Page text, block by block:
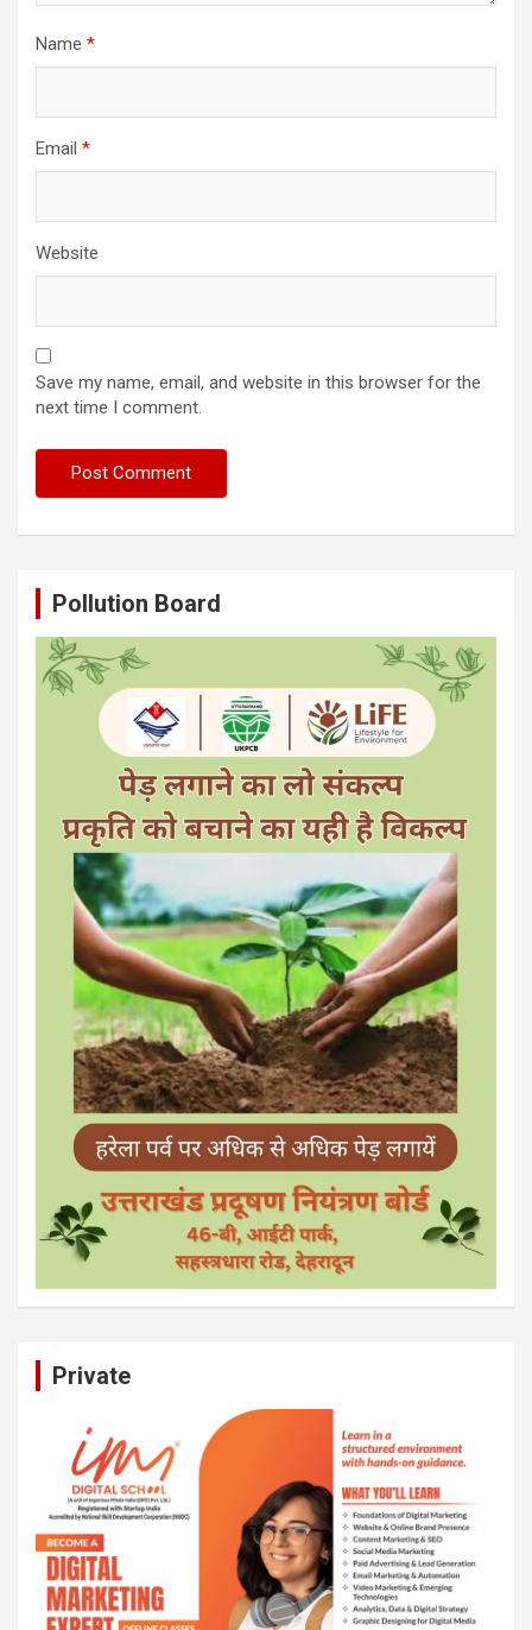
Name *
Email *
Website
Save my name, email, and website in this browser for the
next time I comment.
Pollution Board
Private